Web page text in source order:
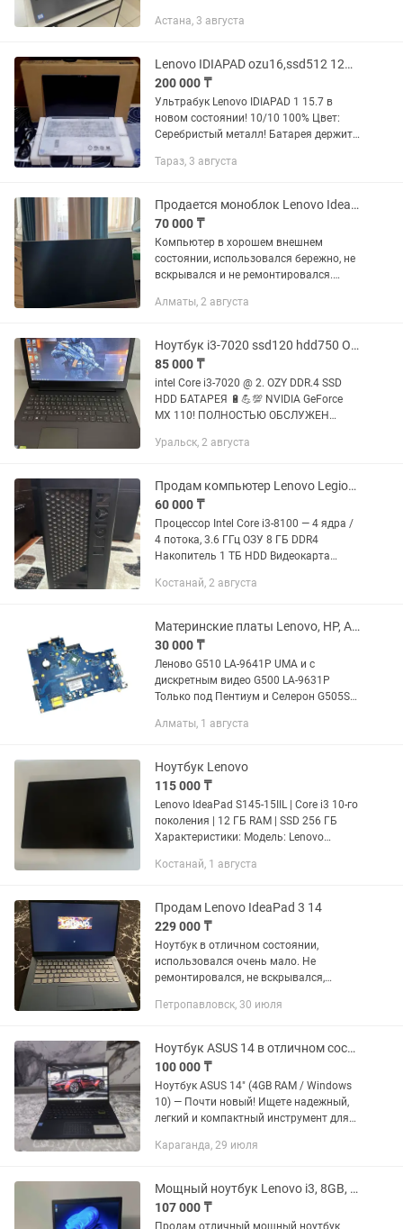
любыми задачами! • Модель: Lenovo
Астана, 3 августа
Lenovo IDIAPAD ozu16,ssd512 12Gen 2025!
200 000 ₸
Ультрабук Lenovo IDIAPAD 1 15.7 в
новом состоянии! 10/10 100% Цвет:
Серебристый металл! Батарея держит:
секунд! Процессор - Intel Core i3-1215U
Тараз, 3 августа
Продается моноблок Lenovo IdeaCentre AIO 520-22ICB
70 000 ₸
Компьютер в хорошем внешнем
состоянии, использовался бережно, не
вскрывался и не ремонтировался.
домашнего использования. Из
работает...
Алматы, 2 августа
Ноутбук i3-7020 ssd120 hdd750 OZY 8gb
85 000 ₸
intel Core i3-7020 @ 2. OZY DDR.4 SSD
HDD БАТАРЕЯ 🔋💪💯 NVIDIA GeForce
MX 110! ПОЛНОСТЬЮ ОБСЛУЖЕН
ДОСТАВКА
Уральск, 2 августа
Продам компьютер Lenovo Legion T530-28ICB
60 000 ₸
Процессор Intel Core i3-8100 — 4 ядра /
4 потока, 3.6 ГГц ОЗУ 8 ГБ DDR4
Накопитель 1 ТБ HDD Видеокарта
Материнская плата Intel B360 Привод
Костанай, 2 августа
Материнские платы Lenovo, HP, Asus, Samsung, Sony, Dell
30 000 ₸
Леново G510 LA-9641P UMA и с
дискретным видео G500 LA-9631P
Только под Пентиум и Селерон G505S
LA-7981P, LA-7982P G780 LA-7983P Z500
Алматы, 1 августа
Ноутбук Lenovo
115 000 ₸
Lenovo IdeaPad S145-15IIL | Core i3 10-го
поколения | 12 ГБ RAM | SSD 256 ГБ
Характеристики: Модель: Lenovo
Процессор: Intel Core i3-1005G1 (10-е
Костанай, 1 августа
Продам Lenovo IdeaPad 3 14
229 000 ₸
Ноутбук в отличном состоянии,
использовался очень мало. Не
ремонтировался, не вскрывался,
проблем. Характеристики: • Intel Core
Петропавловск, 30 июля
Ноутбук ASUS 14 в отличном состоянии!! 256GB
100 000 ₸
Ноутбук ASUS 14" (4GB RAM / Windows
10) — Почти новый! Ищете надежный,
легкий и компактный инструмент для
современный ноутбук ASUS в
очень...
Караганда, 29 июля
Мощный ноутбук Lenovo i3, 8GB, 256GB SSD, GeForce MX150 (2GB)
107 000 ₸
Продам отличный мощный ноутбук